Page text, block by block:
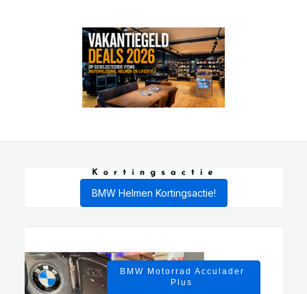
BMW Helmen Kortingsactie!
BMW Motorrad Acculader
Plus